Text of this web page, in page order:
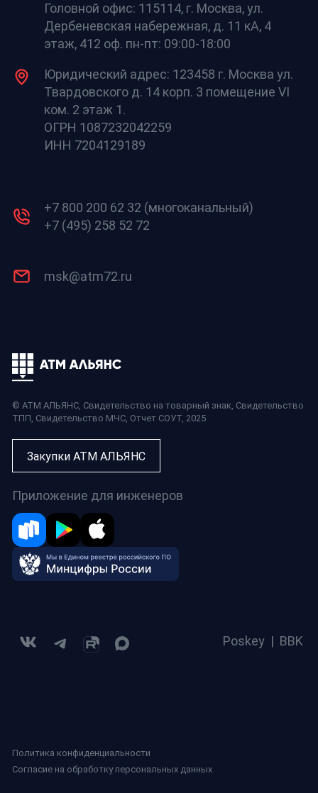
Головной офис: 115114, г. Москва, ул.
Дербеневская набережная, д. 11 кА, 4
этаж, 412 оф. пн-пт: 09:00-18:00
Юридический адрес: 123458 г. Москва ул.
Твардовского д. 14 корп. 3 помещение VI
ком. 2 этаж 1.
ОГРН 1087232042259
ИНН 7204129189
+7 800 200 62 32 (многоканальный)
+7 (495) 258 52 72
msk@atm72.ru
© АТМ АЛЬЯНС, Свидетельство на товарный знак, Свидетельство
ТПП, Свидетельство МЧС, Отчет СОУТ, 2025
Закупки АТМ АЛЬЯНС
Приложение для инженеров
Poskey | BBK
Политика конфиденциальности
Согласие на обработку персональных данных